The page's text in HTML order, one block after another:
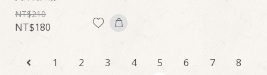
210
180
1 2 3 4 5 6 7
8